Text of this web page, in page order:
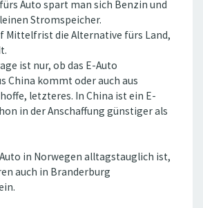
Auto spart man sich Benzin und
Stromspeicher.
Mittelfrist die Alternative fürs Land,
ist nur, ob das E-Auto
China kommt oder auch aus
letzteres. In China ist ein E-
in der Anschaffung günstiger als
in Norwegen alltagstauglich ist,
auch in Branderburg